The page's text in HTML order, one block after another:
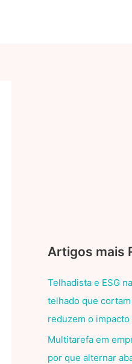
Artigos mais
Telhadista e ESG
telhado que
reduzem o
Multitarefa em
por que alternar